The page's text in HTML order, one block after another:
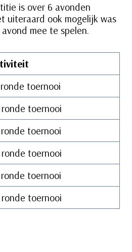
is over 6 avonden
uiteraard ook mogelijk was
mee te spelen.
toernooi
toernooi
toernooi
toernooi
toernooi
toernooi